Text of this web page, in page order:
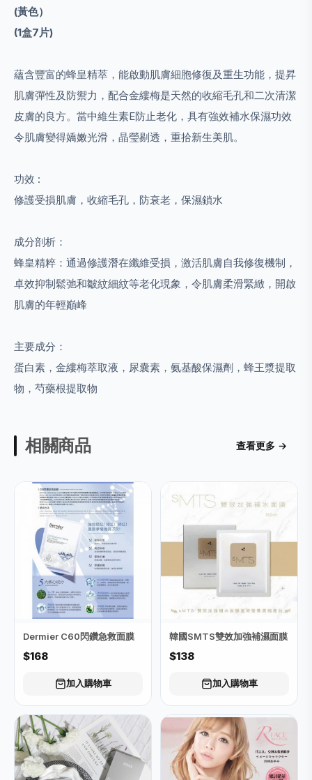
(黃色）
(1盒7片)
蘊含豐富的蜂皇精萃，能啟動肌膚細胞修復及重生功能，提昇
肌膚彈性及防禦力，配合金縷梅是天然的收縮毛孔和二次清潔
皮膚的良方。當中維生素E防止老化，具有強效補水保濕功效
令肌膚變得嬌嫩光滑，晶瑩剔透，重拾新生美肌。
功效 :
修護受損肌膚，收縮毛孔，防衰老，保濕鎖水
成分剖析：
蜂皇精粹：通過修護潛在纖維受損，激活肌膚自我修復機制，
卓效抑制鬆弛和皺紋細紋等老化現象，令肌膚柔滑緊緻，開啟
肌膚的年輕巓峰
主要成分：
蛋白素，金縷梅萃取液，尿囊素，氨基酸保濕劑，蜂王漿提取
物，芍藥根提取物
相關商品 查看更多 →
Dermier C60閃鑽急救面膜
$168
加入購物車
韓國SMTS雙效加強補濕面膜
$138
加入購物車